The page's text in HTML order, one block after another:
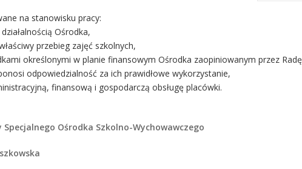
na stanowisku pracy:
Ośrodka,
przebieg zajęć szkolnych,
określonymi w planie finansowym Ośrodka zaopiniowanym przez Radę
odpowiedzialność za ich prawidłowe wykorzystanie,
finansową i gospodarczą obsługę placówki.
Ośrodka Szkolno-Wychowawczego